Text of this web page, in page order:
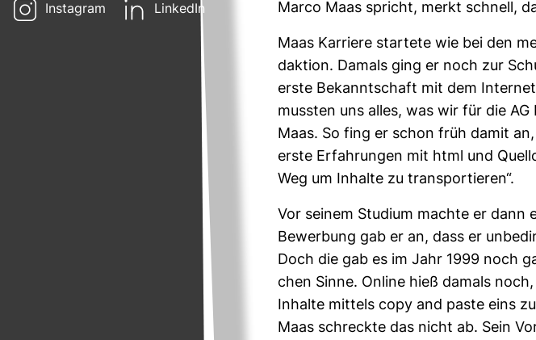
Instagram LinkedIn
Marco Maas spricht, merkt schnell,
Maas Kar­riere star­tete wie bei den
dak­tion. Damals ging er noch zur
erste Bekannt­schaft mit dem
mussten uns alles, was wir für die
Maas. So fing er schon früh damit
erste Erfah­rungen mit html und
Weg um Inhalte zu trans­por­tieren“.
Vor seinem Stu­dium machte er dann
Bewer­bung gab er an, dass er
Doch die gab es im Jahr 1999 noch
chen Sinne. Online hieß damals
Inhalte mit­tels copy and paste eins
Maas schreckte das nicht ab. Sein